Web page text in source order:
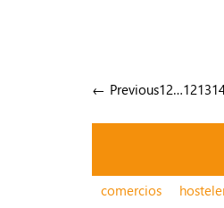
← Previous12…1213
comercios